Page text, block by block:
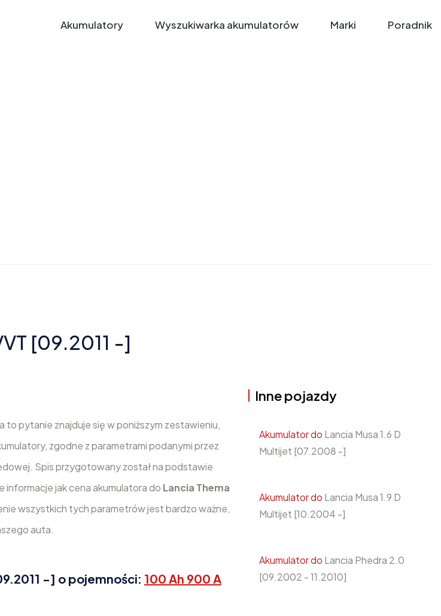
Akumulatory Wyszukiwarka akumulatorów Marki Poradnik
[09.2011 -]
to pytanie znajduje się w poniższym zestawieniu,
zgodne z parametrami podanymi przez
Spis przygotowany został na podstawie
jak cena akumulatora do Lancia Thema
wszystkich tych parametrów jest bardzo ważne,
auta.
-] o pojemności: 100 Ah 900 A
Inne pojazdy
Akumulator do Lancia Musa 1.6 D
Multijet [07.2008 -]
Akumulator do Lancia Musa 1.9 D
Multijet [10.2004 -]
Akumulator do Lancia Phedra 2.0
[09.2002 - 11.2010]